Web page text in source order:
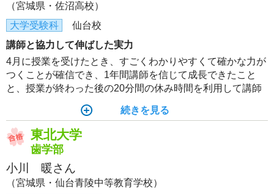
（宮城県・佐沼高校）
大学受験科
仙台校
講師と協力して伸ばした実力
4月に授業を受けたとき、すごくわかりやすくて確かな力が
つくことが確信でき、1年間講師を信じて成長できたこと
と、授業が終わった後の20分間の休み時間を利用して講師
仲の良い講師ができると、さらにやる気が出た。
続きを見る
東北大学
歯学部
小川 暖さん
（宮城県・仙台青陵中等教育学校）